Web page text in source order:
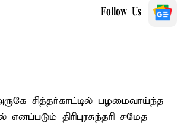
Follow Us
சித்தர்காட்டில் பழமைவாய்ந்த
திரிபுரசுந்தரி சமேத